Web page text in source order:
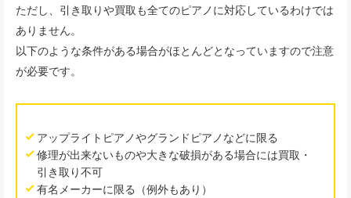
ただし、引き取りや買取も全てのピアノに対応しているわけでは
ありません。
以下のような条件がある場合がほとんどとなっていますので注意
が必要です。
アップライトピアノやグランドピアノなどに限る
修理が出来ないものや大きな破損がある場合には買取・
引き取り不可
有名メーカーに限る（例外もあり）